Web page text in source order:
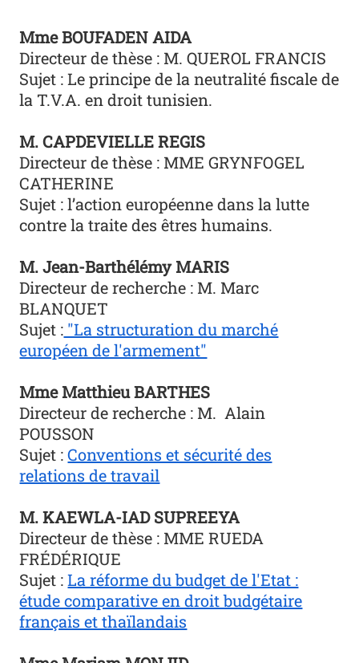
Mme BOUFADEN AIDA
Directeur de thèse : M. QUEROL FRANCIS
Sujet : Le principe de la neutralité fiscale de
la T.V.A. en droit tunisien.
M. CAPDEVIELLE REGIS
Directeur de thèse : MME GRYNFOGEL
CATHERINE
Sujet : l’action européenne dans la lutte
contre la traite des êtres humains.
M. Jean-Barthélémy MARIS
Directeur de recherche : M. Marc
BLANQUET
Sujet : "La structuration du marché
européen de l'armement"
Mme Matthieu BARTHES
Directeur de recherche : M. Alain
POUSSON
Sujet :Conventions et sécurité des
relations de travail
M. KAEWLA-IAD SUPREEYA
Directeur de thèse : MME RUEDA
FRÉDÉRIQUE
Sujet :La réforme du budget de l'Etat :
étude comparative en droit budgétaire
français et thaïlandais